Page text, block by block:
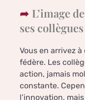
L’image
ses
Vous en arrivez
fédère. Les
action, jamais
constante.
l’innovation,